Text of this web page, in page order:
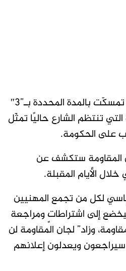
وقالت إن لجان المقاومة تمسكّت بالمدة المحددة بـ”3″
تنتظم الشارع حاليًا تمثّل
على الحكومة.
المقاومة ستكشف عن
الأيام المقبلة.
لكل من تجمع المهنيين
إلى اشتراطاتٍ ومراجعة
وزاد” لجان المقاومة لن
سيراجعون ويعدلون إعلانهم